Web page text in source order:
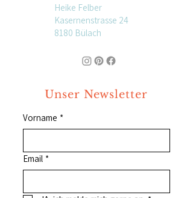
Heike Felber
Kasernenstrasse 24
8180 Bülach
Unser Newsletter
Vorname *
Email *